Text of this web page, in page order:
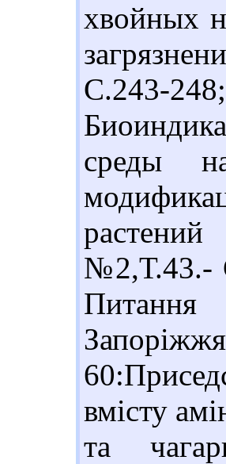
хвойных
С.243-
среды
№2,Т.43.-
Питання
вмісту
та